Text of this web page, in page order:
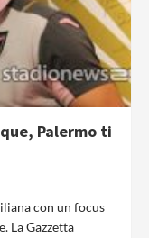
Palermo ti
con un focus
La Gazzetta